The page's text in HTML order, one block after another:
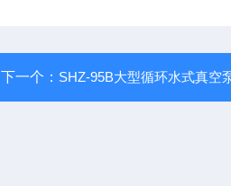
下一个： SHZ-95B大型循环水式真空泵多管作